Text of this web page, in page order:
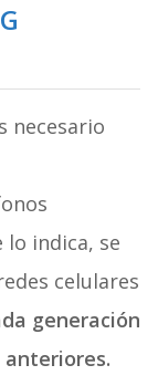
necesario
indica, se
celulares
generación